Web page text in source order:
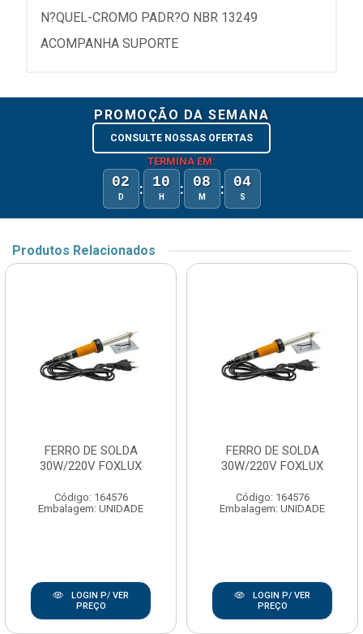
N?QUEL-CROMO PADR?O NBR 13249
ACOMPANHA SUPORTE
PROMOÇÃO DA SEMANA
CONSULTE NOSSAS OFERTAS
TERMINA EM:
02
D : 10
H : 08
M : 03
S
Produtos Relacionados
FERRO DE SOLDA
30W/220V FOXLUX
Código: 164576
Embalagem: UNIDADE
LOGIN P/ VER
PREÇO
FERRO DE SOLDA
30W/220V FOXLUX
Código: 164576
Embalagem: UNIDADE
LOGIN P/ VER
PREÇO